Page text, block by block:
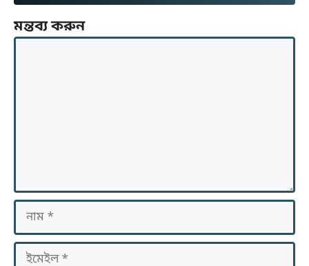
মন্তব্য করুন
মন্তব্য
নাম
ইমেইল